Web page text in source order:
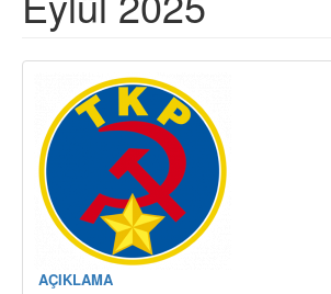
AÇIKLAMA